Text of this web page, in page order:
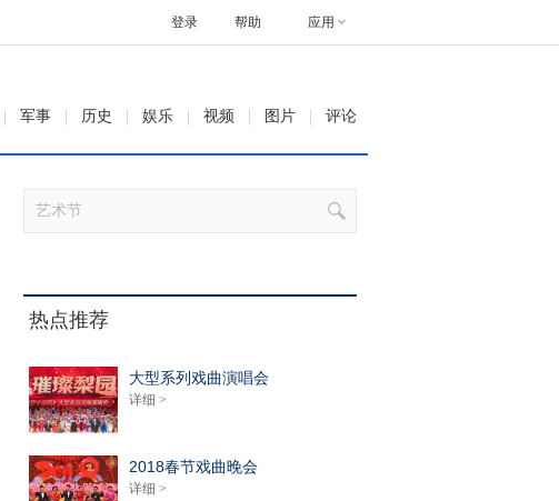
帮助 应用
登录
军事 历史 娱乐 视频 图片 评论
热点推荐
大型系列戏曲演唱会
详细 >
2018春节戏曲晚会
详细 >